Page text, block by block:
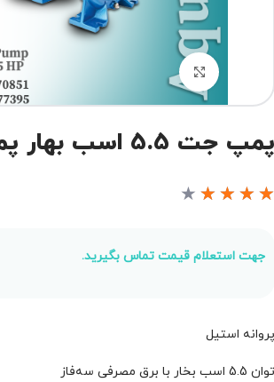
برای بزرگنمایی کلیک کنید
جت 5.5 اسب بهار پمپ
★
★
★
★
جهت استعلام قیمت تماس بگیرید.
استیل
اسب بخار با برق مصرفی سه‌فاز